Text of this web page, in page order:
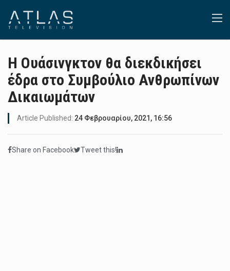
Η Ουάσινγκτον θα διεκδικήσει
έδρα στο Συμβούλιο Ανθρωπίνων
Δικαιωμάτων
Article Published: 24 Φεβρουαρίου, 2021, 16:56
Share on Facebook Tweet this!